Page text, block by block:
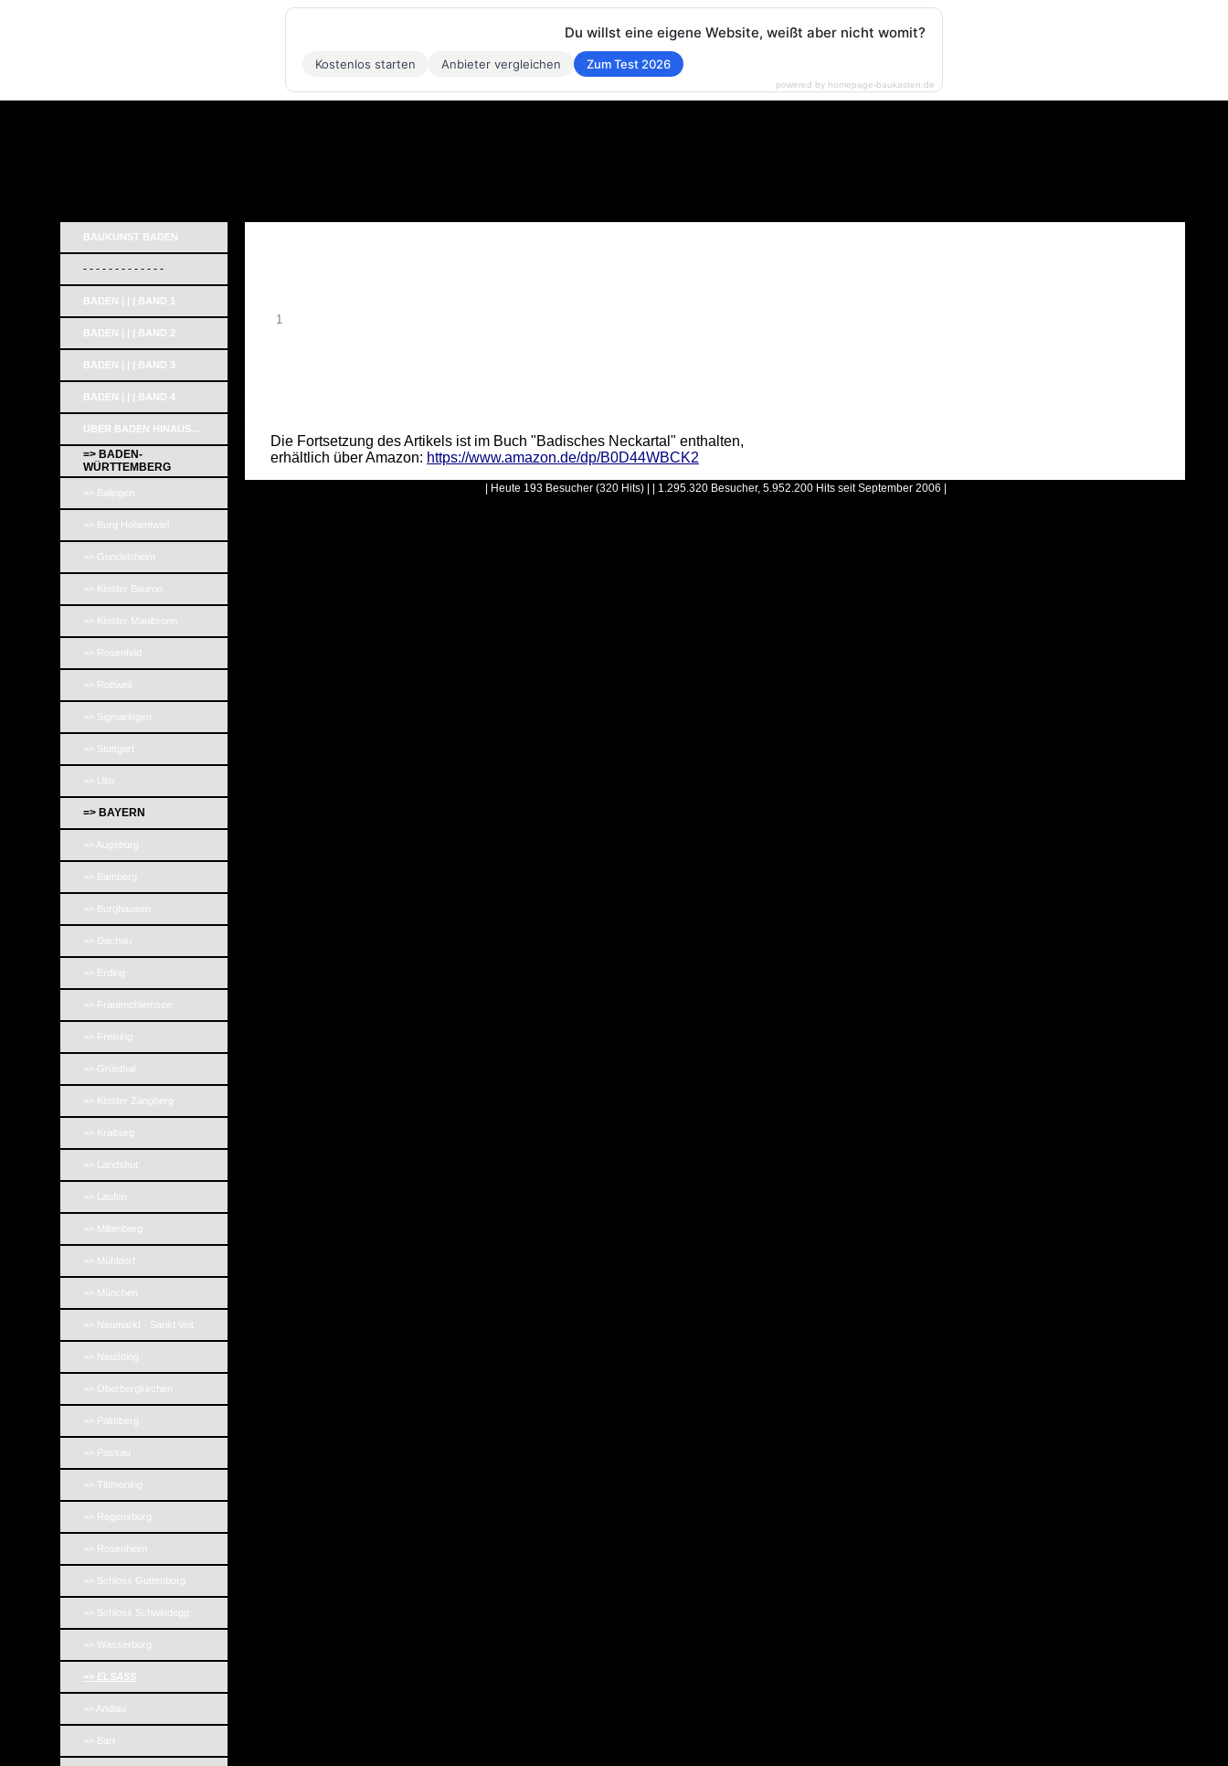
BAUKUNST BADEN
- - - - - - - - - - - - -
BADEN | | | BAND 1
BADEN | | | BAND 2
BADEN | | | BAND 3
BADEN | | | BAND 4
ÜBER BADEN HINAUS...
=> BADEN-
WÜRTTEMBERG
=> Balingen
=> Burg Hohentwiel
=> Gundelsheim
=> Kloster Beuron
=> Kloster Maulbronn
=> Rosenfeld
=> Rottweil
=> Sigmaringen
=> Stuttgart
=> Ulm
=> BAYERN
=> Augsburg
=> Bamberg
=> Burghausen
=> Dachau
=> Erding
=> Frauenchiemsee
=> Freising
=> Grünthal
=> Kloster Zangberg
=> Kraiburg
=> Landshut
=> Laufen
=> Miltenberg
=> Mühldorf
=> München
=> Neumarkt - Sankt Veit
=> Neuötting
=> Oberbergkirchen
=> Palmberg
=> Passau
=> Tittmoning
=> Regensburg
=> Rosenheim
=> Schloss Guttenburg
=> Schloss Schwindegg
=> Wasserburg
=> ELSASS
=> Andlau
=> Barr
1
Die Fortsetzung des Artikels ist im Buch "Badisches Neckartal" enthalten,
erhältlich über Amazon: https://www.amazon.de/dp/B0D44WBCK2
| Heute 193 Besucher (320 Hits) | | 1.295.320 Besucher, 5.952.200 Hits seit September 2006 |
Du willst eine eigene Website, weißt aber nicht womit?
Kostenlos starten Anbieter vergleichen Zum Test 2026
powered by homepage-baukasten.de